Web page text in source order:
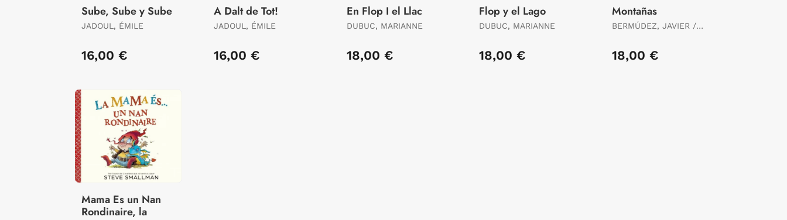
Sube, Sube y Sube
JADOUL, ÉMILE
16,00 €
A Dalt de Tot!
JADOUL, ÉMILE
16,00 €
En Flop I el Llac
DUBUC, MARIANNE
18,00 €
Flop y el Lago
DUBUC, MARIANNE
18,00 €
Montañas
BERMÚDEZ, JAVIER /
18,00 €
Mama Es un Nan
Rondinaire, la